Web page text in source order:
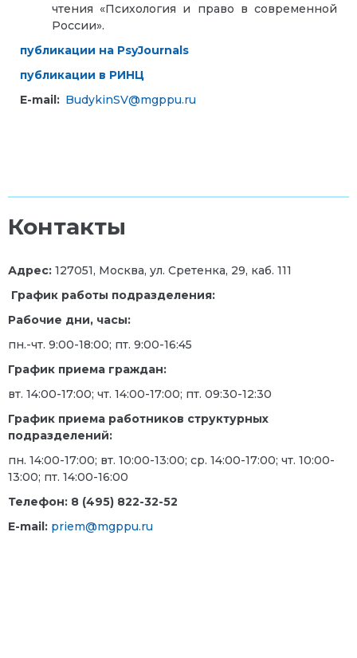
чтения «Психология и право в современной
России».
публикации на PsyJournals
публикации в РИНЦ
E-mail: BudykinSV@mgppu.ru
Контакты
Адрес: 127051, Москва, ул. Сретенка, 29, каб. 111
График работы подразделения:
Рабочие дни, часы:
пн.-чт. 9:00-18:00; пт. 9:00-16:45
График приема граждан:
вт. 14:00-17:00; чт. 14:00-17:00; пт. 09:30-12:30
График приема работников структурных
подразделений:
пн. 14:00-17:00; вт. 10:00-13:00; ср. 14:00-17:00; чт. 10:00-
13:00; пт. 14:00-16:00
Телефон: 8 (495) 822-32-52
E-mail: priem@mgppu.ru